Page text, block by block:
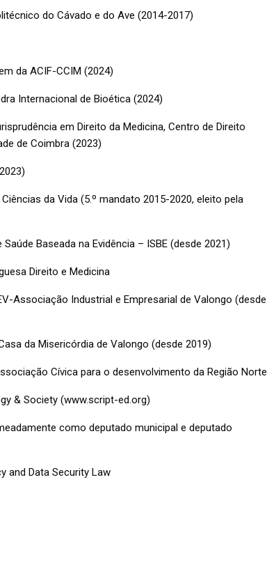
do Cávado e do Ave (2014-2017)
da ACIF-CCIM (2024)
Internacional de Bioética (2024)
em Direito da Medicina, Centro de Direito
de Coimbra (2023)
da Vida (5.º mandato 2015-2020, eleito pela
Baseada na Evidência – ISBE (desde 2021)
Direito e Medicina
Associação Industrial e Empresarial de Valongo (desde
da Misericórdia de Valongo (desde 2019)
Cívica para o desenvolvimento da Região Norte
& Society (www.script-ed.org)
como deputado municipal e deputado
and Data Security Law